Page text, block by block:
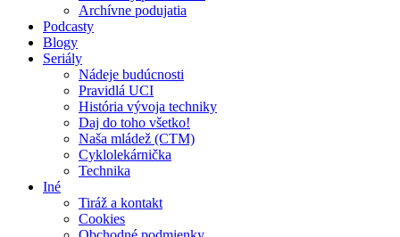
Archívne podujatia
Podcasty
Blogy
Seriály
Nádeje budúcnosti
Pravidlá UCI
História vývoja techniky
Daj do toho všetko!
Naša mládež (CTM)
Cyklolekárnička
Technika
Iné
Tiráž a kontakt
Cookies